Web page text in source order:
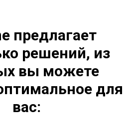
предлагает
решений, из
вы можете
для
вас: